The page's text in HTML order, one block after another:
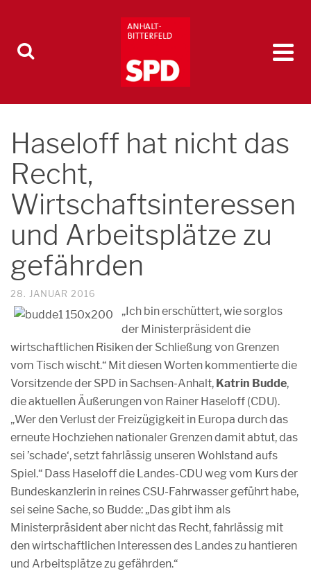
Haseloff hat nicht das
Recht,
Wirtschaftsinteressen
und Arbeitsplätze zu
gefährden
28. JANUAR 2016
„Ich bin erschüttert, wie sorglos
der Ministerpräsident die
wirtschaftlichen Risiken der Schließung von Grenzen
vom Tisch wischt.“ Mit diesen Worten kommentierte die
Vorsitzende der SPD in Sachsen-Anhalt, Katrin Budde,
die aktuellen Äußerungen von Rainer Haseloff (CDU).
„Wer den Verlust der Freizügigkeit in Europa durch das
erneute Hochziehen nationaler Grenzen damit abtut, das
sei ’schade‘, setzt fahrlässig unseren Wohlstand aufs
Spiel.“ Dass Haseloff die Landes-CDU weg vom Kurs der
Bundeskanzlerin in reines CSU-Fahrwasser geführt habe,
sei seine Sache, so Budde: „Das gibt ihm als
Ministerpräsident aber nicht das Recht, fahrlässig mit
den wirtschaftlichen Interessen des Landes zu hantieren
und Arbeitsplätze zu gefährden.“